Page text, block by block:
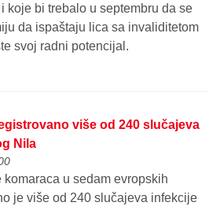
koje bi trebalo u septembru da se
da ispaštaju lica sa invaliditetom
svoj radni potencijal.
više od 240 slučajeva
Nila
komaraca u sedam evropskih
je više od 240 slučajeva infekcije